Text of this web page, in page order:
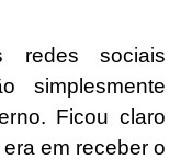
redes sociais
simplesmente
Ficou claro
em receber o